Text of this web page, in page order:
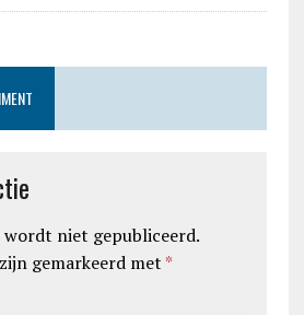
niet gepubliceerd.
gemarkeerd met *